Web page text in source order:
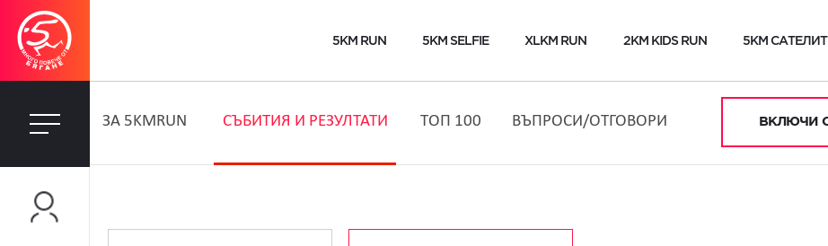
5KM RUN 5KM SELFIE XLKM RUN 2KM KIDS RUN 5KM САТЕЛИТ
ЗA 5KMRUN СЪБИТИЯ И РЕЗУЛТАТИ ТОП 100 ВЪПРОСИ/ОТГОВОРИ ВКЛЮЧИ